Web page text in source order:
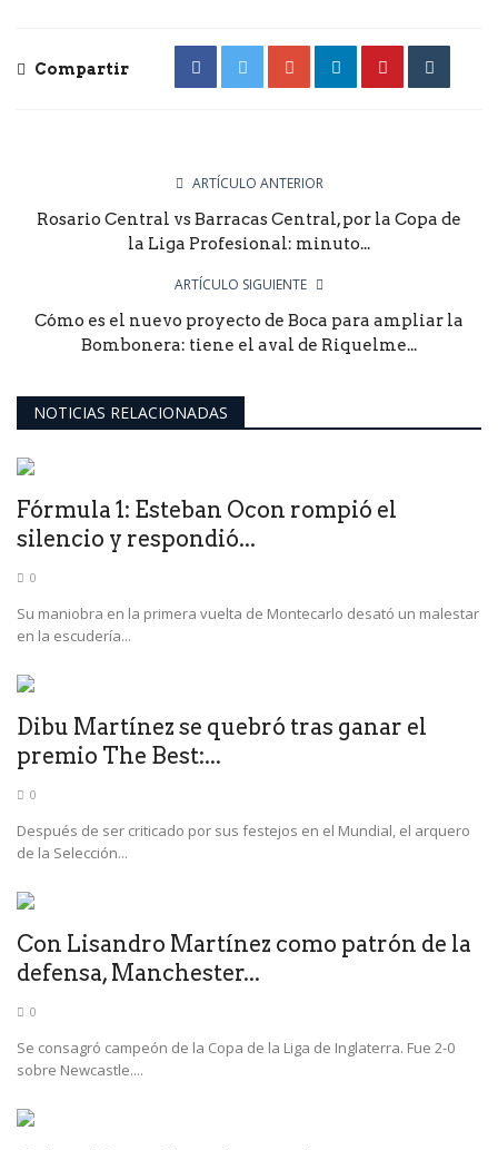
Compartir
ARTÍCULO ANTERIOR
Rosario Central vs Barracas Central, por la Copa de
la Liga Profesional: minuto...
ARTÍCULO SIGUIENTE
Cómo es el nuevo proyecto de Boca para ampliar la
Bombonera: tiene el aval de Riquelme...
NOTICIAS RELACIONADAS
Fórmula 1: Esteban Ocon rompió el
silencio y respondió...
0
Su maniobra en la primera vuelta de Montecarlo desató un malestar
en la escudería...
Dibu Martínez se quebró tras ganar el
premio The Best:...
0
Después de ser criticado por sus festejos en el Mundial, el arquero
de la Selección...
Con Lisandro Martínez como patrón de la
defensa, Manchester...
0
Se consagró campeón de la Copa de la Liga de Inglaterra. Fue 2-0
sobre Newcastle....